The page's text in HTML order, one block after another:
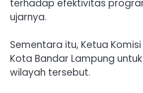
terhadap efektivitas
ujarnya.
Sementara itu, Ketua
Kota Bandar Lampung
wilayah tersebut.